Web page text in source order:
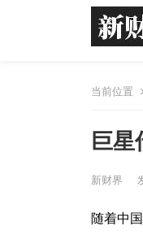
当前位置
巨
新财界
随着中